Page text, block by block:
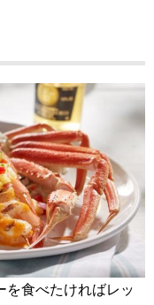
を食べたければレッ